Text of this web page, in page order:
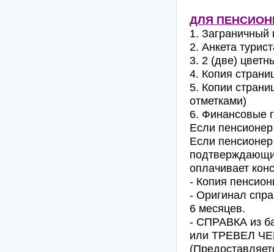
ДЛЯ
1. Заграничный
2. Анкета
3. 2 (две)
4. Копия
5. Копии
отметками)
6. Финансовые
Если
Если
оплачивает
- Копия
- Оригинал
6 месяцев.
- СПРАВКА из
или ТРЕВЕЛ